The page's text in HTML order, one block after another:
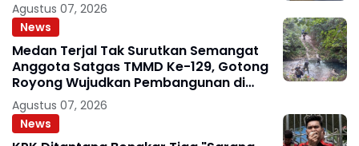
Agustus 07, 2026
News
Medan Terjal Tak Surutkan Semangat
Anggota Satgas TMMD Ke-129, Gotong
Royong Wujudkan Pembangunan di
Kampung Sesor
Agustus 07, 2026
News